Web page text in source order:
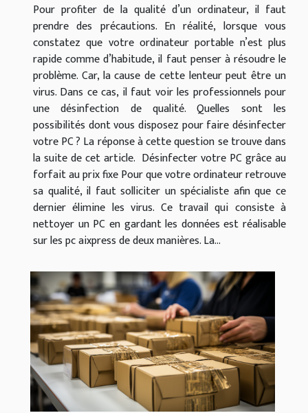
Pour profiter de la qualité d’un ordinateur, il faut
prendre des précautions. En réalité, lorsque vous
constatez que votre ordinateur portable n’est plus
rapide comme d’habitude, il faut penser à résoudre le
problème. Car, la cause de cette lenteur peut être un
virus. Dans ce cas, il faut voir les professionnels pour
une désinfection de qualité. Quelles sont les
possibilités dont vous disposez pour faire désinfecter
votre PC ? La réponse à cette question se trouve dans
la suite de cet article. Désinfecter votre PC grâce au
forfait au prix fixe Pour que votre ordinateur retrouve
sa qualité, il faut solliciter un spécialiste afin que ce
dernier élimine les virus. Ce travail qui consiste à
nettoyer un PC en gardant les données est réalisable
sur les pc aixpress de deux manières. La...